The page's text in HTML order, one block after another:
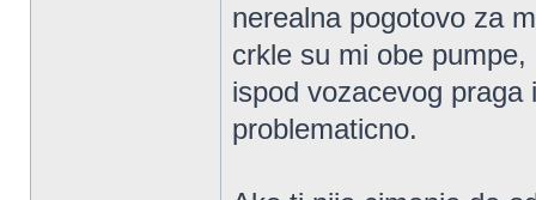
nerealna pogotovo za
crkle su mi obe
ispod vozacevog
problematicno.